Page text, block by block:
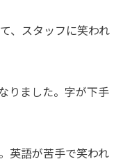
、スタッフに笑われ
りました。字が下手
英語が苦手で笑われ